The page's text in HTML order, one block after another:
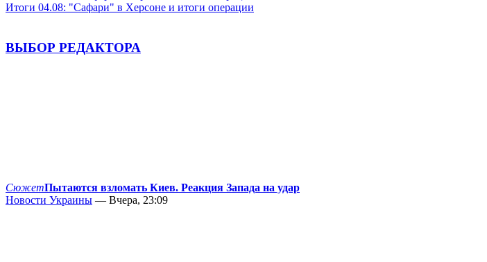
Итоги 04.08: "Сафари" в Херсоне и итоги операции
ВЫБОР РЕДАКТОРА
СюжетПытаются взломать Киев. Реакция Запада на удар
Новости Украины — Вчера, 23:09